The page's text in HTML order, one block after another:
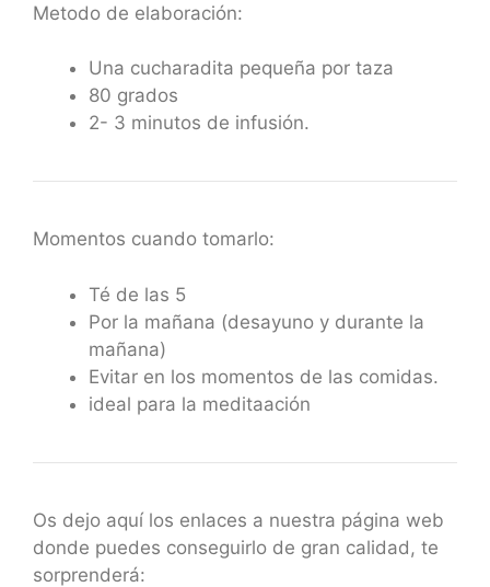
Metodo de elaboración:
Una cucharadita pequeña por taza
80 grados
2- 3 minutos de infusión.
Momentos cuando tomarlo:
Té de las 5
Por la mañana (desayuno y durante la
mañana)
Evitar en los momentos de las comidas.
ideal para la meditaación
Os dejo aquí los enlaces a nuestra página web
donde puedes conseguirlo de gran calidad, te
sorprenderá: